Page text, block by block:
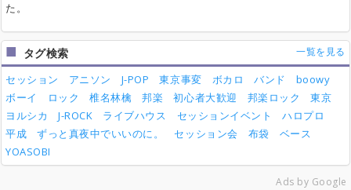
た。
タグ検索 一覧を見る
セッション アニソン J-POP 東京事変 ボカロ バンド
boowy
ボーイ
ロック 椎名林檎 邦楽 初心者大歓迎 邦楽ロック
東京
ヨルシカ
J-ROCK ライブハウス セッションイベント
ハロプロ
平成
ずっと真夜中でいいのに。 セッション会 布袋
ベース
YOASOBI
Ads by Google